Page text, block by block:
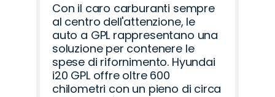
Con il caro carburanti sempre
al centro dell'attenzione, le
auto a GPL rappresentano una
soluzione per contenere le
spese di rifornimento. Hyundai
i20 GPL offre oltre 600
chilometri con un pieno di circa